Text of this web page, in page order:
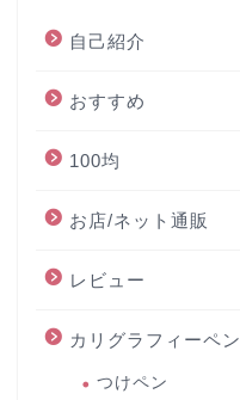
自己紹介
おすすめ
100均
お店/ネット通販
レビュー
カリグラフィーペン
つけペン